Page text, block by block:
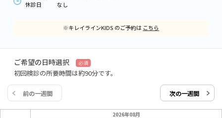
休診日
なし
※キレイラインKIDS のご予約は こちら
ご希望の日時選択 必須
初回検診の所要時間は約90分です。
前の一週間 次の一週間
2026年08月